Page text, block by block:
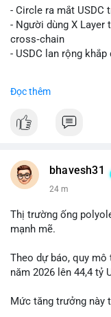
- Circle ra mắt USDC
- Người dùng X Layer
cross‑chain
- USDC lan rộng
📰 Nguồn:
Đọc thêm
bhavesh31
24 m
Thị trường ống
mạnh mẽ.
Theo dự báo, quy mô
năm 2026 lên 44,4 tỷ
Mức tăng trưởng này